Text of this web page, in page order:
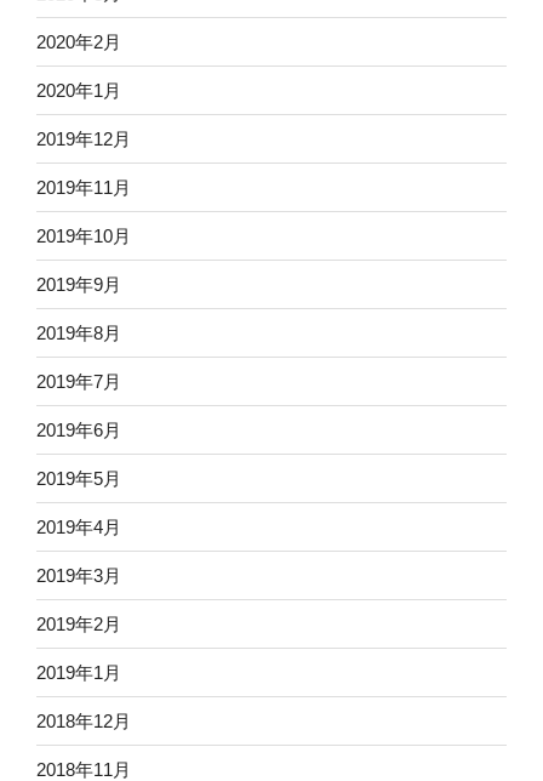
2020年2月
2020年1月
2019年12月
2019年11月
2019年10月
2019年9月
2019年8月
2019年7月
2019年6月
2019年5月
2019年4月
2019年3月
2019年2月
2019年1月
2018年12月
2018年11月